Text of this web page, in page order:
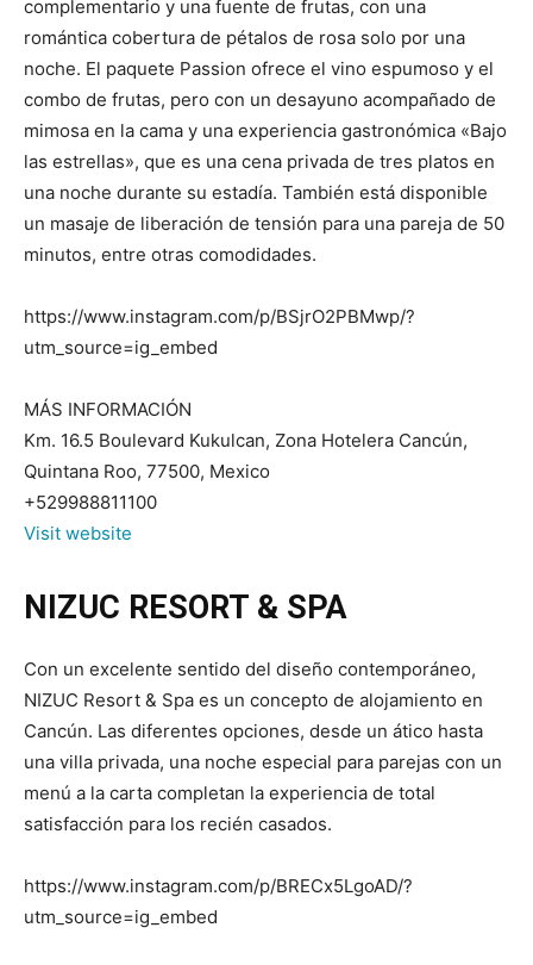
complementario y una fuente de frutas, con una
romántica cobertura de pétalos de rosa solo por una
noche. El paquete Passion ofrece el vino espumoso y el
combo de frutas, pero con un desayuno acompañado de
mimosa en la cama y una experiencia gastronómica «Bajo
las estrellas», que es una cena privada de tres platos en
una noche durante su estadía. También está disponible
un masaje de liberación de tensión para una pareja de 50
minutos, entre otras comodidades.
https://www.instagram.com/p/BSjrO2PBMwp/?
utm_source=ig_embed
MÁS INFORMACIÓN
Km. 16.5 Boulevard Kukulcan, Zona Hotelera Cancún,
Quintana Roo, 77500, Mexico
+529988811100
Visit website
NIZUC RESORT & SPA
Con un excelente sentido del diseño contemporáneo,
NIZUC Resort & Spa es un concepto de alojamiento en
Cancún. Las diferentes opciones, desde un ático hasta
una villa privada, una noche especial para parejas con un
menú a la carta completan la experiencia de total
satisfacción para los recién casados.
https://www.instagram.com/p/BRECx5LgoAD/?
utm_source=ig_embed